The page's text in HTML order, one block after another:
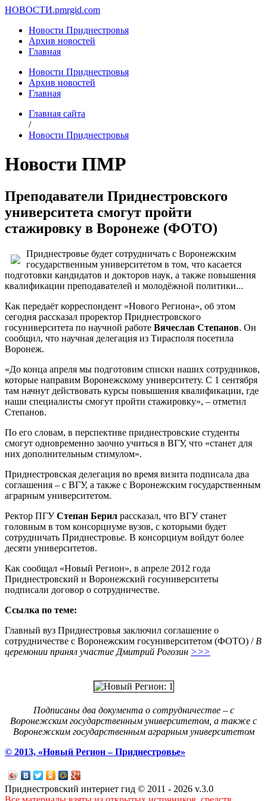
НОВОСТИ.pmrgid.com
Новости Приднестровья
Архив новостей
Главная
Новости Приднестровья
Архив новостей
Главная
Главная сайта
/
Новости Приднестровья
Новости ПМР
Преподаватели Приднестровского
университета смогут пройти
стажировку в Воронеже (ФОТО)
Приднестровье будет сотрудничать с Воронежским
государственным университетом в том, что касается
подготовки кандидатов и докторов наук, а также повышения
квалификации преподавателей и молодёжной политики...
Как передаёт корреспондент «Нового Региона», об этом
сегодня рассказал проректор Приднестровского
госуниверситета по научной работе Вячеслав Степанов. Он
сообщил, что научная делегация из Тирасполя посетила
Воронеж.
«До конца апреля мы подготовим списки наших сотрудников,
которые направим Воронежскому университету. С 1 сентября
там начнут действовать курсы повышения квалификации, где
наши специалисты смогут пройти стажировку», – отметил
Степанов.
По его словам, в перспективе приднестровские студенты
смогут одновременно заочно учиться в ВГУ, что «станет для
них дополнительным стимулом».
Приднестровская делегация во время визита подписала два
соглашения – с ВГУ, а также с Воронежским государственным
аграрным университетом.
Ректор ПГУСтепан Берил рассказал, что ВГУ станет
головным в том консорциуме вузов, с которыми будет
сотрудничать Приднестровье. В консорциум войдут более
десяти университетов.
Как сообщал «Новый Регион», в апреле 2012 года
Приднестровский и Воронежский госуниверситеты
подписали договор о сотрудничестве.
Ссылка по теме:
Главный вуз Приднестровья заключил соглашение о
сотрудничестве с Воронежским госуниверситетом (ФОТО) / В
церемонии принял участие Дмитрий Рогозин >>>
Подписаны два документа о сотрудничестве – с
Воронежским государственным университетом, а также с
Воронежским государственным аграрным университетом
© 2013, «Новый Регион – Приднестровье»
Приднестровский интернет гид © 2011 - 2026 v.3.0